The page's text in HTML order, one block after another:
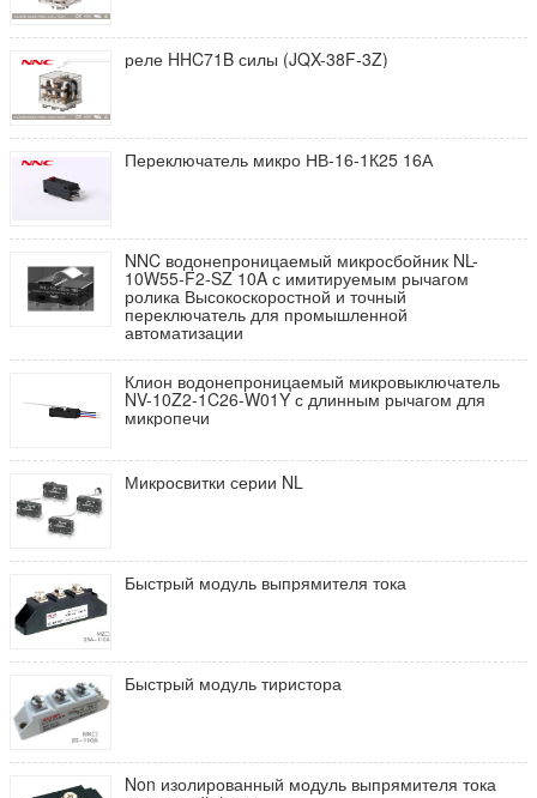
реле HHC71B силы (JQX-38F-3Z)
Переключатель микро НВ-16-1К25 16А
NNC водонепроницаемый микросбойник NL-
10W55-F2-SZ 10A с имитируемым рычагом
ролика Высокоскоростной и точный
переключатель для промышленной
автоматизации
Клион водонепроницаемый микровыключатель
NV-10Z2-1C26-W01Y с длинным рычагом для
микропечи
Микросвитки серии NL
Быстрый модуль выпрямителя тока
Быстрый модуль тиристора
Non изолированный модуль выпрямителя тока